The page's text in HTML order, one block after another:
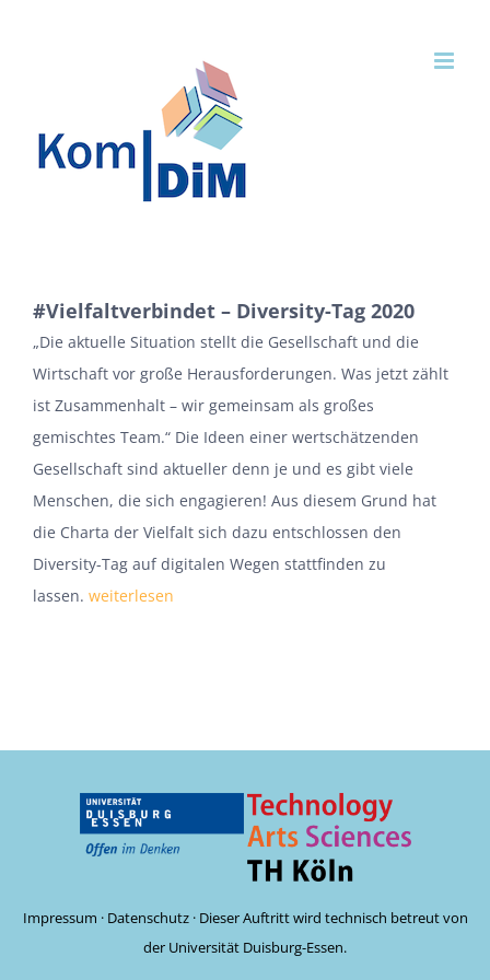
#Vielfaltverbindet – Diversity-Tag 2020
„Die aktuelle Situation stellt die Gesellschaft und die
Wirtschaft vor große Herausforderungen. Was jetzt zählt
ist Zusammenhalt – wir gemeinsam als großes
gemischtes Team.“ Die Ideen einer wertschätzenden
Gesellschaft sind aktueller denn je und es gibt viele
Menschen, die sich engagieren! Aus diesem Grund hat
die Charta der Vielfalt sich dazu entschlossen den
Diversity-Tag auf digitalen Wegen stattfinden zu
lassen. weiterlesen
Impressum · Datenschutz· Dieser Auftritt wird technisch betreut von
der Universität Duisburg-Essen.